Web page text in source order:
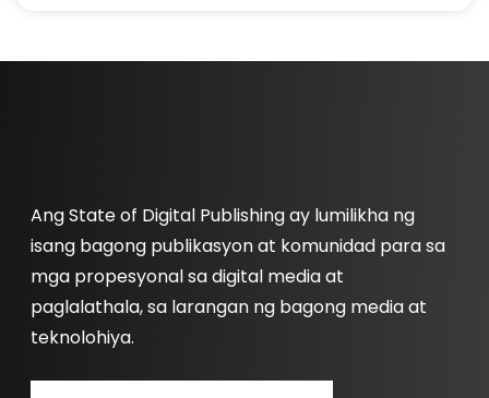
Ang State of Digital Publishing ay lumilikha ng
isang bagong publikasyon at komunidad para sa
mga propesyonal sa digital media at
paglalathala, sa larangan ng bagong media at
teknolohiya.